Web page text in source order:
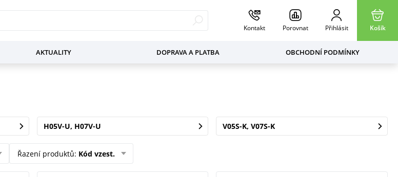
Kontakt Porovnat Přihlásit Košík
AKTUALITY DOPRAVA A PLATBA OBCHODNÍ PODMÍNKY
H05V-U, H07V-U V05S-K, V07S-K
Řazení produktů: Kód vzest.